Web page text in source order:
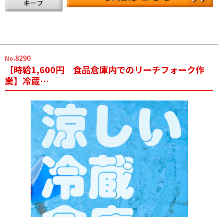
No.8290
【時給1,600円 食品倉庫内でのリーチフォーク作
業】冷蔵…